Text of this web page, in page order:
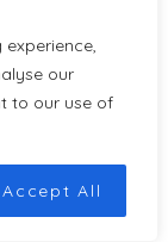
our
to our use of
Accept All